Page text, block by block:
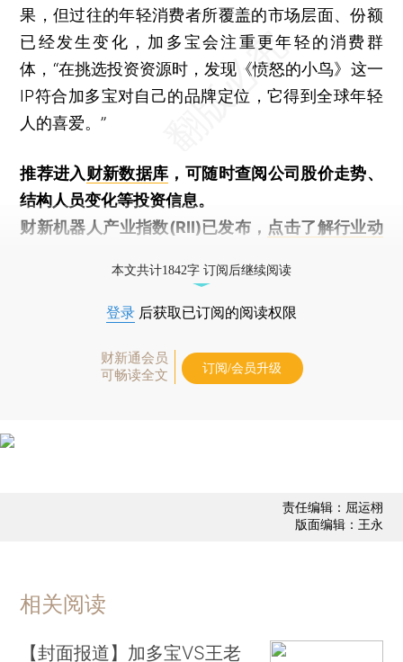
果，但过往的年轻消费者所覆盖的市场层面、份额
已经发生变化，加多宝会注重更年轻的消费群
体，“在挑选投资资源时，发现《愤怒的小鸟》这一
IP符合加多宝对自己的品牌定位，它得到全球年轻
人的喜爱。”
推荐进入财新数据库 ，可随时查阅公司股价走势、
结构人员变化等投资信息。
财新机器人产业指数(RII)已发布， 点击了解行业动
本文共计1842字 订阅后继续阅读
登录 后获取已订阅的阅读权限
财新通会员
可畅读全文
订阅/会员升级
责任编辑：屈运栩
版面编辑：王永
相关阅读
【封面报道】加多宝VS王老